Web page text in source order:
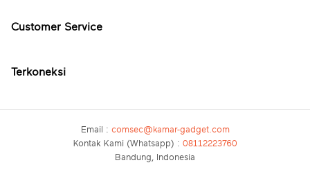
Customer Service
Terkoneksi
Email : comsec@kamar-gadget.com
Kontak Kami (Whatsapp) : 08112223760
Bandung, Indonesia